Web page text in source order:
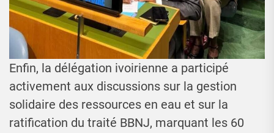
Enfin, la délégation ivoirienne a participé
activement aux discussions sur la gestion
solidaire des ressources en eau et sur la
ratification du traité BBNJ, marquant les 60